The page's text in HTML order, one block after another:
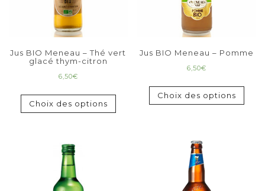
Jus BIO Meneau – Thé vert
glacé thym-citron
6,50€
Choix des options
Jus BIO Meneau – Pomme
6,50€
Choix des options